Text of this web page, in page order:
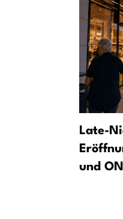
Late-
und